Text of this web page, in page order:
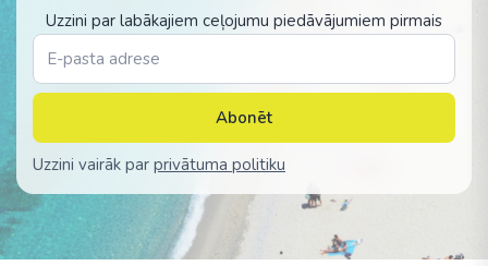
Uzzini par labākajiem ceļojumu piedāvājumiem pirmais
Abonēt
Uzzini vairāk par privātuma politiku